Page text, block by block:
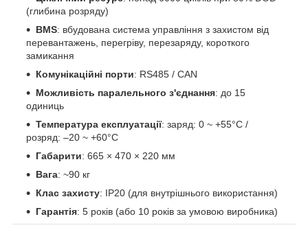
(глибина розряду)
BMS: вбудована система управління з захистом від
перевантажень, перегріву, перезаряду, короткого
замикання
Комунікаційні порти: RS485 / CAN
Можливість паралельного з'єднання: до 15
одиниць
Температура експлуатації: заряд: 0 ~ +55°C /
розряд: –20 ~ +60°C
Габарити: 665 × 470 × 220 мм
Вага: ~90 кг
Клас захисту: IP20 (для внутрішнього використання)
Гарантія: 5 років (або 10 років за умовою виробника)